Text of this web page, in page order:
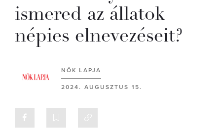
ismered az állatok
népies elnevezéseit?
NŐK LAPJA
2024. AUGUSZTUS 15.